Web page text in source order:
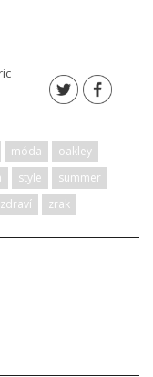
móda
oakley
style
summer
zdraví zrak